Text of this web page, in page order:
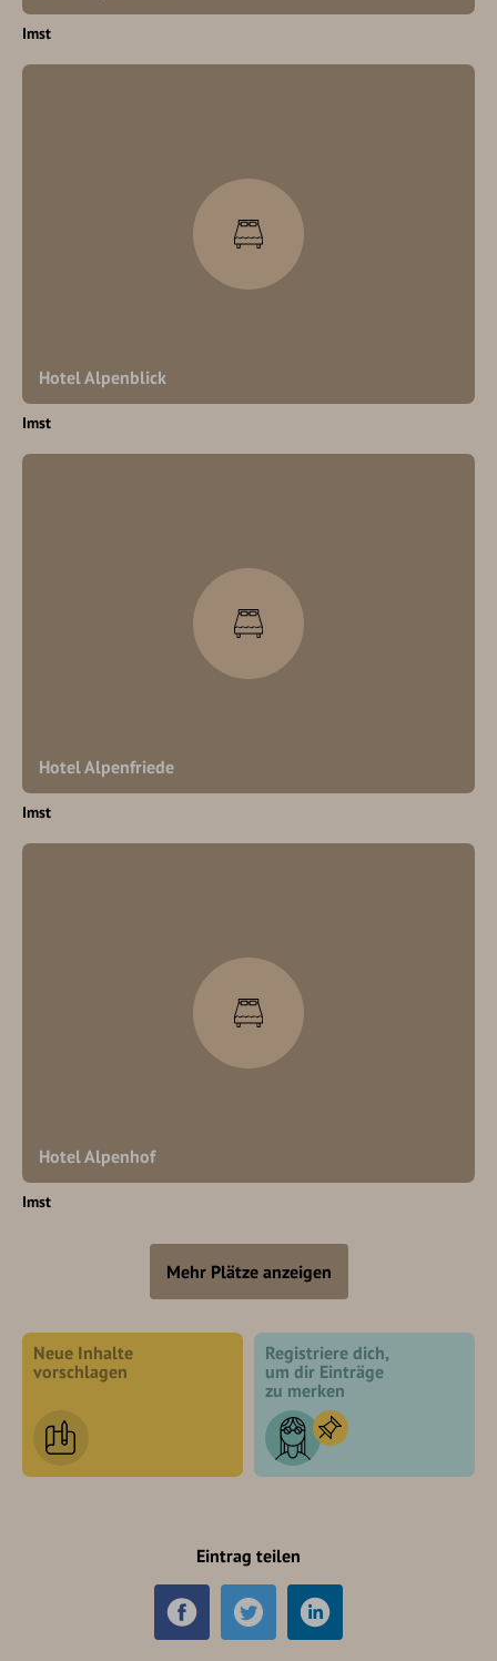
Imst
Hotel Alpenblick
Imst
Hotel Alpenfriede
Imst
Hotel Alpenhof
Imst
Mehr Plätze anzeigen
Neue Inhalte
vorschlagen
Registriere dich,
um dir Einträge
zu merken
Eintrag teilen